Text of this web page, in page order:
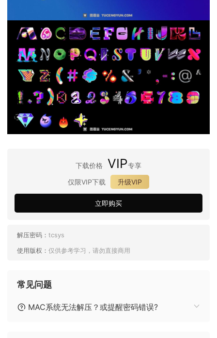
下载价格 VIP专享
仅限VIP下载
升级VIP
立即购买
解压密码： tcsys
使用版权： 仅供参考学习，请勿直接商用
常见问题
MAC系统无法解压？或提醒密码错误?